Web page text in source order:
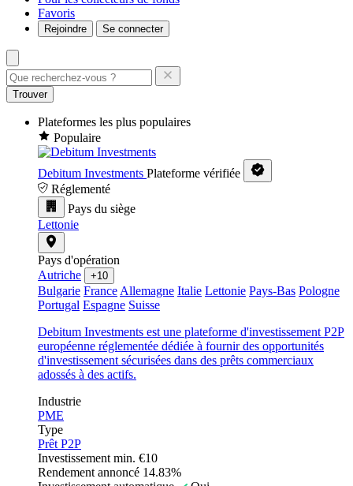
Favoris
Rejoindre Se connecter
Trouver
Plateformes les plus populaires
Populaire
Debitum Investments Plateforme vérifiée
Réglementé
Pays du siège
Lettonie
Pays d'opération
Autriche
+10
Bulgarie France Allemagne Italie Lettonie Pays-Bas Pologne
Portugal Espagne Suisse
Debitum Investments est une plateforme d'investissement P2P
européenne réglementée dédiée à fournir des opportunités
d'investissement sécurisées dans des prêts commerciaux
adossés à des actifs.
Industrie
PME
Type
Prêt P2P
Investissement min. €10
Rendement annoncé 14.83%